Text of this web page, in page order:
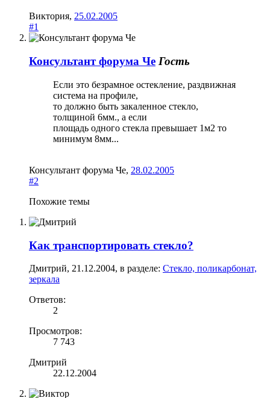
Виктория, 25.02.2005
#1
Консультант форума Че Гость
Если это безрамное остекление, раздвижная
система на профиле,
то должно быть закаленное стекло,
толщиной 6мм., а если
площадь одного стекла превышает 1м2 то
минимум 8мм...
Консультант форума Че, 28.02.2005
#2
Похожие темы
Как транспортировать стекло?
Дмитрий, 21.12.2004, в разделе: Стекло, поликарбонат,
зеркала
Ответов:
2
Просмотров:
7 743
Дмитрий
22.12.2004